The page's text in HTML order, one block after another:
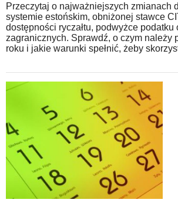
Przeczytaj o najważniejszych zmianach
systemie estońskim, obniżonej stawce
dostępności ryczałtu, podwyżce podatku
zagranicznych. Sprawdź, o czym należy
roku i jakie warunki spełnić, żeby